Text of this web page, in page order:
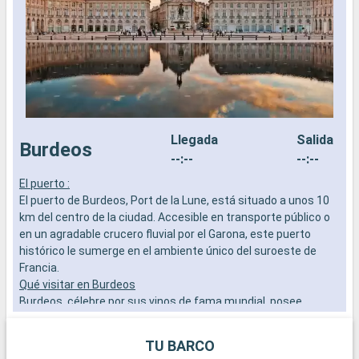
Burdeos
Llegada
--:--
Salida
--:--
El puerto :
El puerto de Burdeos, Port de la Lune, está situado a unos 10
km del centro de la ciudad. Accesible en transporte público o
en un agradable crucero fluvial por el Garona, este puerto
histórico le sumerge en el ambiente único del suroeste de
Francia.
Qué visitar en Burdeos
Burdeos, célebre por sus vinos de fama mundial, posee
catedral de Saint-André y el Grand Théâtre. Para los amantes
TU BARCO